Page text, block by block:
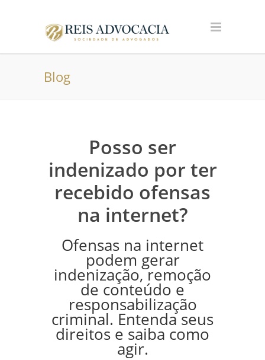
Blog
Posso ser
indenizado por ter
recebido ofensas
na internet?
Ofensas na internet
podem gerar
indenização, remoção
de conteúdo e
responsabilização
criminal. Entenda seus
direitos e saiba como
agir.